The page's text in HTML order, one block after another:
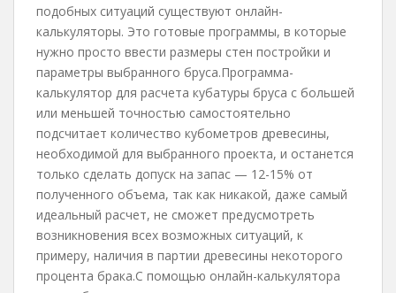
подобных ситуаций существуют онлайн-
калькуляторы. Это готовые программы, в которые
нужно просто ввести размеры стен постройки и
параметры выбранного бруса.Программа-
калькулятор для расчета кубатуры бруса с большей
или меньшей точностью самостоятельно
подсчитает количество кубометров древесины,
необходимой для выбранного проекта, и останется
только сделать допуск на запас — 12-15% от
полученного объема, так как никакой, даже самый
идеальный расчет, не сможет предусмотреть
возникновения всех возможных ситуаций, к
примеру, наличия в партии древесины некоторого
процента брака.С помощью онлайн-калькулятора